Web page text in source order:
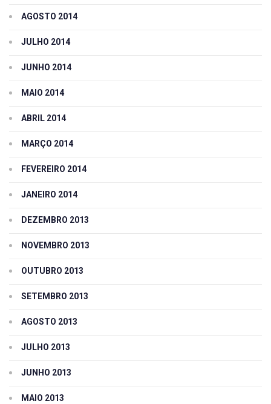
AGOSTO 2014
JULHO 2014
JUNHO 2014
MAIO 2014
ABRIL 2014
MARÇO 2014
FEVEREIRO 2014
JANEIRO 2014
DEZEMBRO 2013
NOVEMBRO 2013
OUTUBRO 2013
SETEMBRO 2013
AGOSTO 2013
JULHO 2013
JUNHO 2013
MAIO 2013